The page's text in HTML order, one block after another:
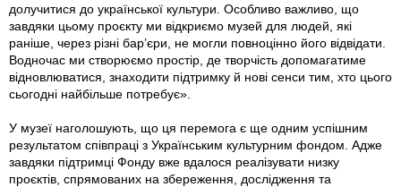
долучитися до української культури. Особливо важливо, що
завдяки цьому проєкту ми відкриємо музей для людей, які
раніше, через різні бар’єри, не могли повноцінно його відвідати.
Водночас ми створюємо простір, де творчість допомагатиме
відновлюватися, знаходити підтримку й нові сенси тим, хто цього
сьогодні найбільше потребує».
У музеї наголошують, що ця перемога є ще одним успішним
результатом співпраці з Українським культурним фондом. Адже
завдяки підтримці Фонду вже вдалося реалізувати низку
проєктів, спрямованих на збереження, дослідження та